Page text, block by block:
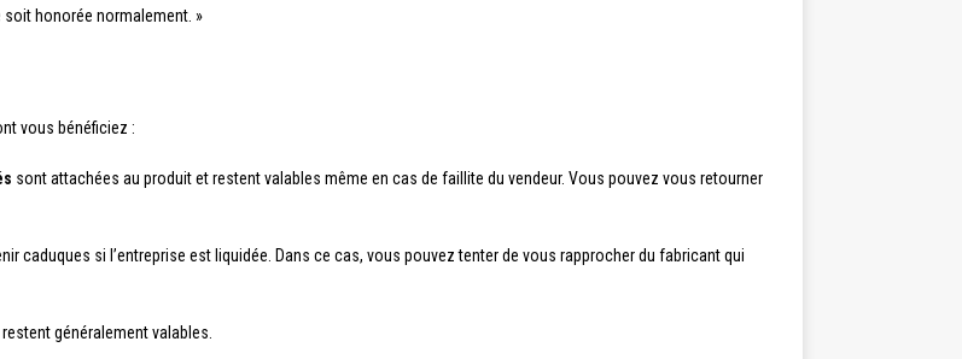
honorée normalement. »
vous bénéficiez :
sont attachées au produit et restent valables même en cas de faillite du vendeur. Vous pouvez vous retourner
caduques si l’entreprise est liquidée. Dans ce cas, vous pouvez tenter de vous rapprocher du fabricant qui
généralement valables.